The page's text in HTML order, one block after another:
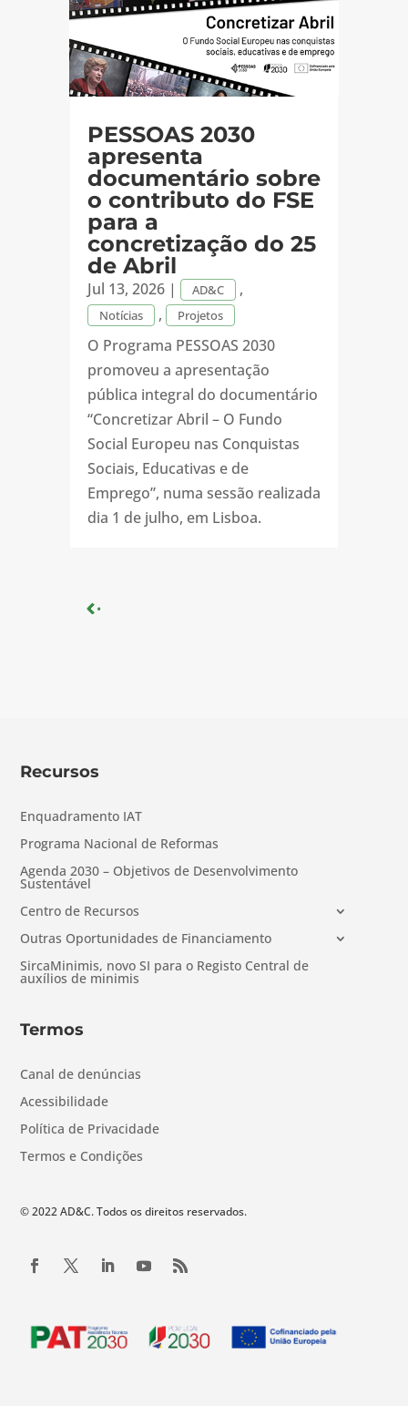
PESSOAS 2030
apresenta
documentário sobre
o contributo do FSE
para a
concretização do 25
de Abril
Jul 13, 2026| AD&C ,
Notícias , Projetos
O Programa PESSOAS 2030
promoveu a apresentação
pública integral do documentário
“Concretizar Abril – O Fundo
Social Europeu nas Conquistas
Sociais, Educativas e de
Emprego”, numa sessão realizada
dia 1 de julho, em Lisboa.
« Older Entries
Recursos
Enquadramento IAT
Programa Nacional de Reformas
Agenda 2030 – Objetivos de Desenvolvimento
Sustentável
Centro de Recursos
Outras Oportunidades de Financiamento
SircaMinimis, novo SI para o Registo Central de
auxílios de minimis
Termos
Canal de denúncias
Acessibilidade
Política de Privacidade
Termos e Condições
© 2022 AD&C. Todos os direitos reservados.